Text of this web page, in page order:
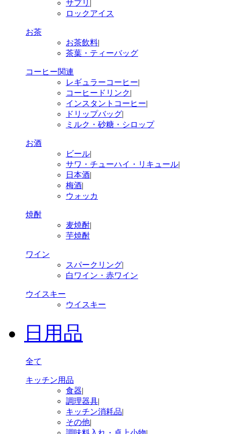
サプリ
ロックアイス
お茶
お茶飲料|
茶葉・ティーバッグ
コーヒー関連
レギュラーコーヒー|
コーヒードリンク|
インスタントコーヒー|
ドリップバッグ|
ミルク・砂糖・シロップ
お酒
ビール|
サワ・チューハイ・リキュール|
日本酒|
梅酒|
ウォッカ
焼酎
麦焼酎|
芋焼酎
ワイン
スパークリング|
白ワイン・赤ワイン
ウイスキー
ウイスキー
日用品
全て
キッチン用品
食器|
調理器具|
キッチン消耗品|
その他|